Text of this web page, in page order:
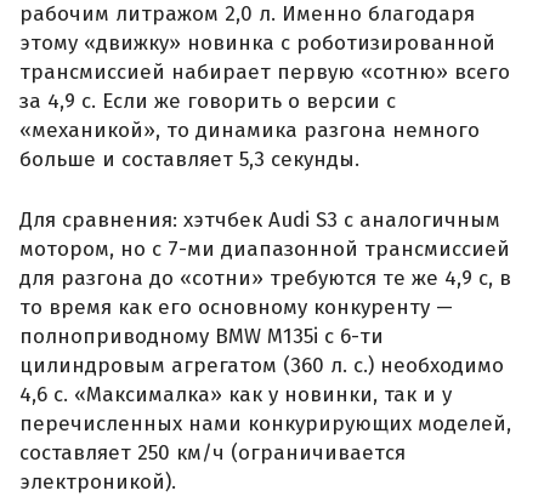
рабочим литражом 2,0 л. Именно благодаря
этому «движку» новинка с роботизированной
трансмиссией набирает первую «сотню» всего
за 4,9 с. Если же говорить о версии с
«механикой», то динамика разгона немного
больше и составляет 5,3 секунды.
Для сравнения: хэтчбек Audi S3 с аналогичным
мотором, но с 7-ми диапазонной трансмиссией
для разгона до «сотни» требуются те же 4,9 с, в
то время как его основному конкуренту —
полноприводному BMW M135i с 6-ти
цилиндровым агрегатом (360 л. с.) необходимо
4,6 с. «Максималка» как у новинки, так и у
перечисленных нами конкурирующих моделей,
составляет 250 км/ч (ограничивается
электроникой).